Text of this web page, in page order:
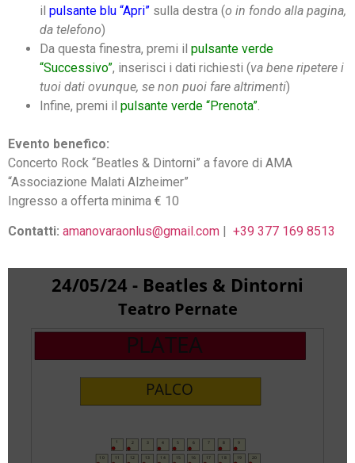
il pulsante blu “Apri” sulla destra (o in fondo alla pagina,
da telefono)
Da questa finestra, premi il pulsante verde
“Successivo”, inserisci i dati richiesti (va bene ripetere i
tuoi dati ovunque, se non puoi fare altrimenti)
Infine, premi il pulsante verde “Prenota”
Evento benefico:
Concerto Rock “Beatles & Dintorni” a favore di AMA
“Associazione Malati Alzheimer”
Ingresso a offerta minima € 10
Contatti: amanovaraonlus@gmail.com | +39 377 169 8513